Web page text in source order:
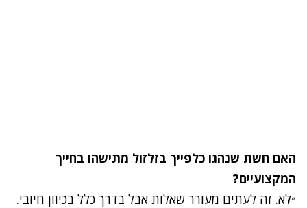
האם חשת שנהגו כלפייך בזלזול מתישהו בחייך
המקצועיים?
״לא. זה לעתים מעורר שאלות אבל בדרך כלל בכיוון חיובי.